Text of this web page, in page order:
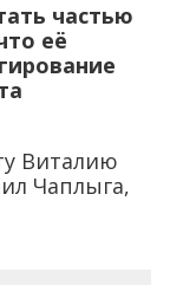
частью
её
Виталию
Чаплыга,